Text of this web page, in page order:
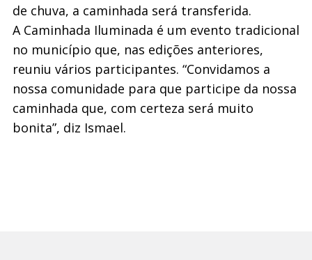
de chuva, a caminhada será transferida.
A Caminhada Iluminada é um evento tradicional
no município que, nas edições anteriores,
reuniu vários participantes. “Convidamos a
nossa comunidade para que participe da nossa
caminhada que, com certeza será muito
bonita”, diz Ismael.